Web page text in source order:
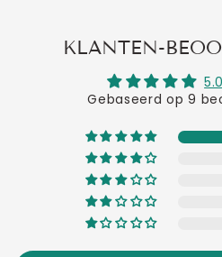
KLANTEN-
Gebaseerd op 9